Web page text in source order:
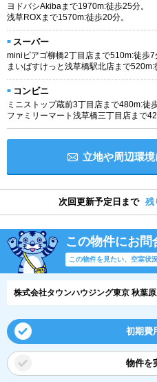
ヨドバシAkibaまで1970m:徒歩25分。
浅草ROXまで1570m:徒歩20分。
スーパー
miniピアゴ柳橋2丁目店まで510m:徒歩7
まいばすけっと浅草橋駅北店まで520m:
コンビニ
ミニストップ蔵前3丁目店まで480m:徒
ファミリーマート浅草橋三丁目店まで
立地や周辺環境
次回更新予定日まで 残
この物件にお問
この物件を見たい、空室状
株式会社タウンハウジング東京 秋葉
初期費
物件を